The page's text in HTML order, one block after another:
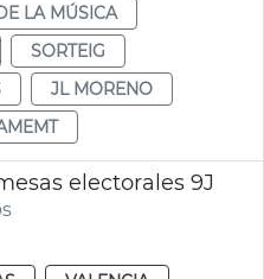
LA MÚSICA
SORTEIG
JL MORENO
electorales 9J